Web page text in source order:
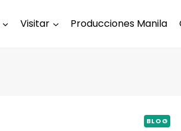
Visitar Producciones Manila
BLOG